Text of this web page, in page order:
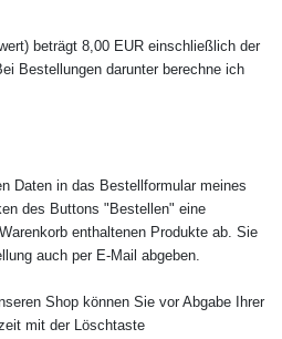
beträgt 8,00 EUR einschließlich der
Bestellungen darunter berechne ich
Daten in das Bestellformular meines
des Buttons "Bestellen" eine
enthaltenen Produkte ab. Sie
auch per E-Mail abgeben.
Shop können Sie vor Abgabe Ihrer
mit der Löschtaste